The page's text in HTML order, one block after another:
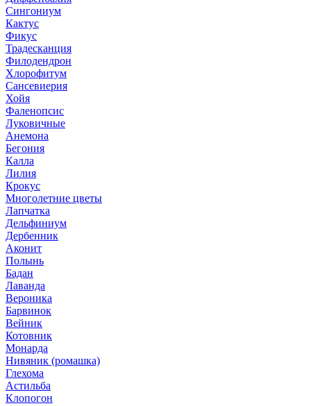
Сингониум
Кактус
Фикус
Традесканция
Филодендрон
Хлорофитум
Сансевиерия
Хойя
Фаленопсис
Луковичные
Анемона
Бегония
Калла
Лилия
Крокус
Многолетние цветы
Лапчатка
Дельфиниум
Дербенник
Аконит
Полынь
Бадан
Лаванда
Вероника
Барвинок
Вейник
Котовник
Монарда
Нивяник (ромашка)
Глехома
Астильба
Клопогон